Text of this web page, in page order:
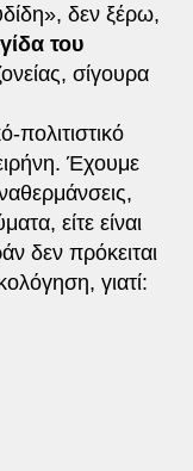
δεν ξέρω,
του
σίγουρα
πολιτιστικό
Έχουμε
είτε είναι
δεν πρόκειται
γιατί: